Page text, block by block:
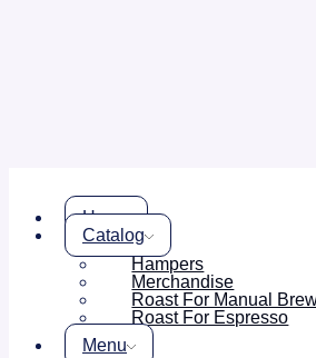
Home
Catalog
Hampers
Merchandise
Roast For Manual
Roast For Espresso
Menu